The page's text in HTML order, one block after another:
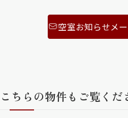
お問い合わせ・よくある質問
空室お知らせメ
こちらの物件もご覧くだ